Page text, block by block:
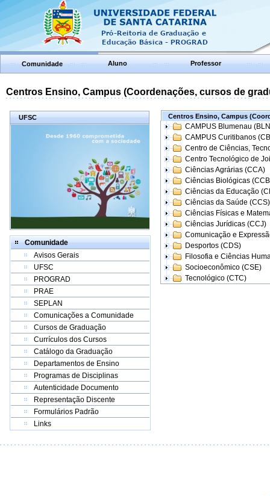
Comunidade Aluno Professor
Centros Ensino, Campus (Coordenações, cursos de
UFSC
Comunidade
Avisos Gerais
UFSC
PROGRAD
PRAE
SEPLAN
Comunicações a Comunidade
Cursos de Graduação
Currículos dos Cursos
Catálogo da Graduação
Departamentos de Ensino
Programas de Disciplinas
Autenticidade Documento
Representação Discente
Formulários Padrão
Links
Centros Ensino, Campus
CAMPUS Blumenau
CAMPUS Curitibanos
Centro de Ciências,
Centro Tecnológico de
Ciências Agrárias (CCA)
Ciências Biológicas
Ciências da Educação
Ciências da Saúde (CCS)
Ciências Físicas e
Ciências Jurídicas (CCJ)
Comunicação e
Desportos (CDS)
Filosofia e Ciências
Socioeconômico (CSE)
Tecnológico (CTC)